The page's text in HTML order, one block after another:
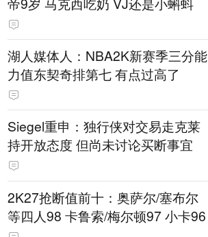
湖人媒体人：NBA2K新赛季三分能
力值东契奇排第七 有点过高了
Siegel重申：独行侠对交易走克莱
持开放态度 但尚未讨论买断事宜
2K27抢断值前十：奥萨尔/塞布尔
等四人98 卡鲁索/梅尔顿97 小卡96